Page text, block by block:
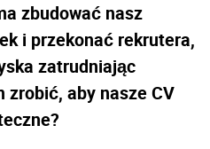
zbudować nasz
i przekonać rekrutera,
zatrudniając
zrobić, aby nasze CV